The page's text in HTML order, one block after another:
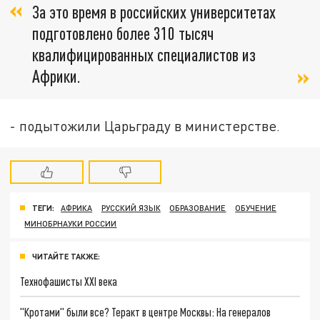
За это время в российских университетах
подготовлено более 310 тысяч
квалифицированных специалистов из
Африки.
- подытожили Царьграду в министерстве.
ТЕГИ: АФРИКА РУССКИЙ ЯЗЫК ОБРАЗОВАНИЕ
ОБУЧЕНИЕ
МИНОБРНАУКИ РОССИИ
ЧИТАЙТЕ ТАКЖЕ:
Технофашисты XXI века
"Кротами" были все? Теракт в центре Москвы: На генералов